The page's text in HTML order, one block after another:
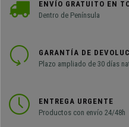
ENVÍO GRATUITO EN
Dentro de Península
GARANTÍA DE
Plazo ampliado de 30 días
ENTREGA URGENTE
Productos con envío 24/48h